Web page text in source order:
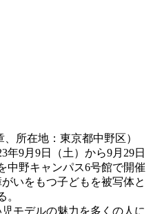
所在地：東京都中野区）
年9月9日（土）から9月29日
中野キャンパス6号館で開催
いをもつ子どもを被写体と
。
モデルの魅力を多くの人に